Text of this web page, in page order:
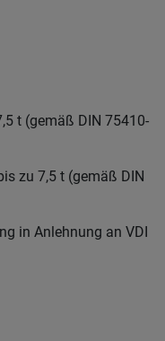
t (gemäß DIN 75410-
zu 7,5 t (gemäß DIN
in Anlehnung an VDI